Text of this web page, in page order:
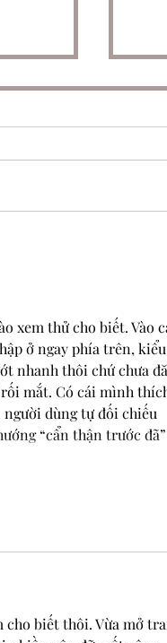
xem thử cho biết. Vào
ở ngay phía trên,
nhanh thôi chứ chưa
mắt. Có cái mình
dùng tự đối chiếu
“cẩn thận trước đã”
cho biết thôi. Vừa mở